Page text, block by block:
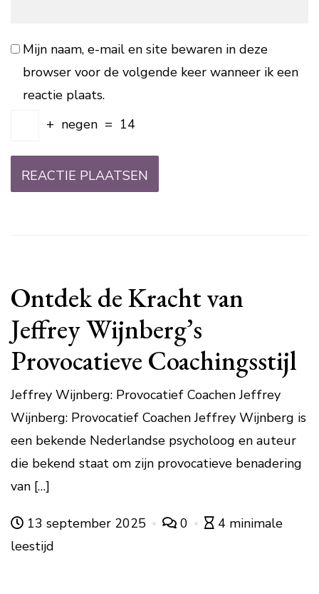
Mijn naam, e-mail en site bewaren in deze
browser voor de volgende keer wanneer ik een
reactie plaats.
+ negen = 14
Ontdek de Kracht van
Jeffrey Wijnberg’s
Provocatieve Coachingsstijl
Jeffrey Wijnberg: Provocatief Coachen Jeffrey
Wijnberg: Provocatief Coachen Jeffrey Wijnberg is
een bekende Nederlandse psycholoog en auteur
die bekend staat om zijn provocatieve benadering
van […]
13 september 2025 0
4 minimale
leestijd